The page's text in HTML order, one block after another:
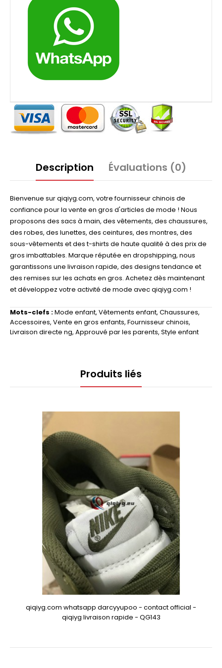
Description Évaluations (0)
Bienvenue sur qiqiyg.com, votre fournisseur chinois de
confiance pour la vente en gros d'articles de mode ! Nous
proposons des sacs à main, des vêtements, des chaussures,
des robes, des lunettes, des ceintures, des montres, des
sous-vêtements et des t-shirts de haute qualité à des prix de
gros imbattables. Marque réputée en dropshipping, nous
garantissons une livraison rapide, des designs tendance et
des remises sur les achats en gros. Achetez dès maintenant
et développez votre activité de mode avec qiqiyg.com !
Mots-clefs :Mode enfant, Vêtements enfant, Chaussures,
Accessoires, Vente en gros enfants, Fournisseur chinois,
Livraison directe ng, Approuvé par les parents, Style enfant
Produits liés
qiqiyg.com whatsapp darcyyupoo - contact official -
qiqiyg livraison rapide - QG143